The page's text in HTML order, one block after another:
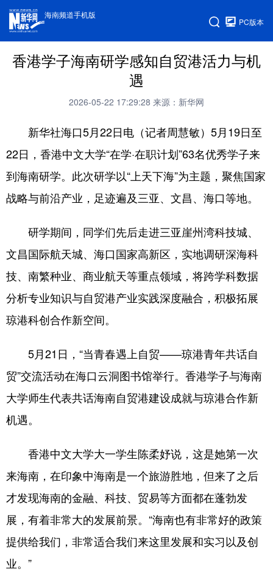
海南频道手机版
PC版本
香港学子海南研学感知自贸港活力与机
遇
2026-05-22 17:29:28 来源：新华网
新华社海口5月22日电（记者周慧敏）5月19日至
22日，香港中文大学“在学·在职计划”63名优秀学子来
到海南研学。此次研学以“上天下海”为主题，聚焦国家
战略与前沿产业，足迹遍及三亚、文昌、海口等地。
研学期间，同学们先后走进三亚崖州湾科技城、
文昌国际航天城、海口国家高新区，实地调研深海科
技、南繁种业、商业航天等重点领域，将跨学科数据
分析专业知识与自贸港产业实践深度融合，积极拓展
琼港科创合作新空间。
5月21日，“当青春遇上自贸——琼港青年共话自
贸”交流活动在海口云洞图书馆举行。香港学子与海南
大学师生代表共话海南自贸港建设成就与琼港合作新
机遇。
香港中文大学大一学生陈柔妤说，这是她第一次
来海南，在印象中海南是一个旅游胜地，但来了之后
才发现海南的金融、科技、贸易等方面都在蓬勃发
展，有着非常大的发展前景。“海南也有非常好的政策
提供给我们，非常适合我们来这里发展和实习以及创
业。”